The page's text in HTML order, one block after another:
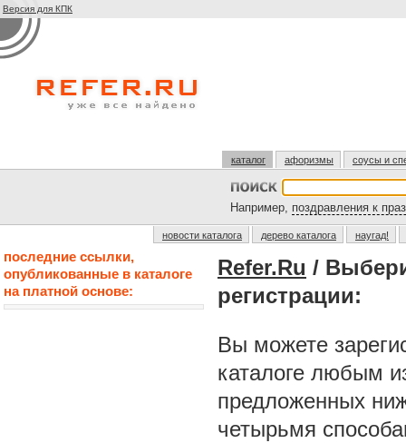
Версия для КПК
каталог афоризмы соусы и
Например, поздравления к
новости каталога дерево каталога наугад!
последние ссылки,
опубликованные в каталоге
на платной основе:
Refer.Ru /
регистрации:
Вы можете
каталоге любым
предложенных
четырьмя